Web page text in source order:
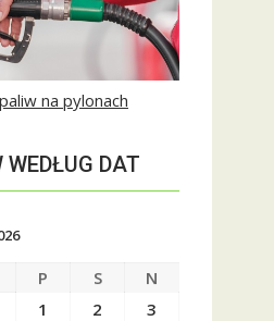
na pylonach
DAT
P S
N
1
2
3